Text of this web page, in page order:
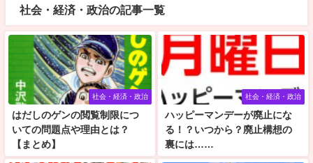
社会・経済・政治の記事一覧
社会・経済・政治
はだしのゲンの閲覧制限につ
いての問題点や理由とは？
【まとめ】
社会・経済・政治
ハッピーマンデーが廃止にな
る！？いつから？廃止構想の
裏には……